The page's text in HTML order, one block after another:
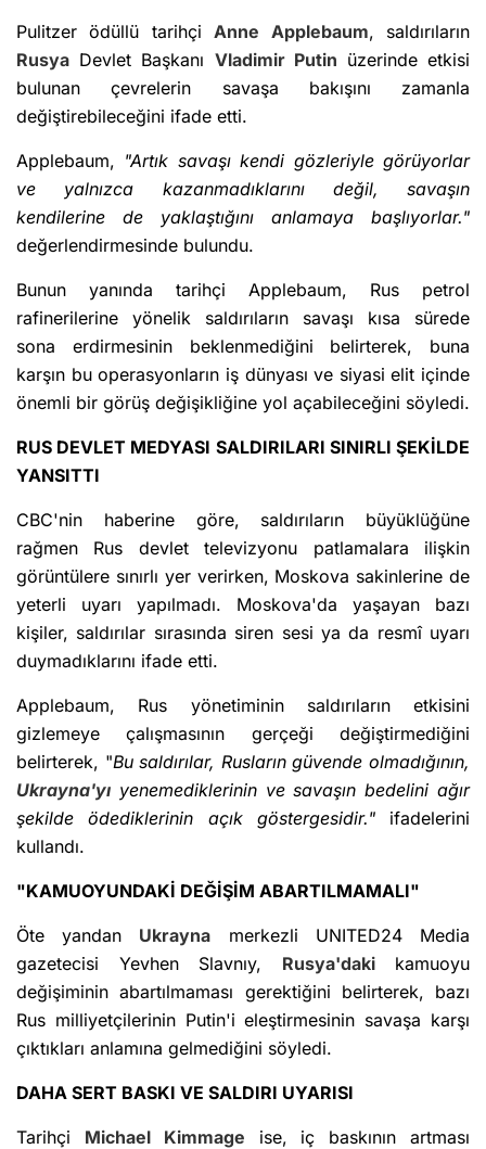
Pulitzer ödüllü tarihçiAnne Applebaum, saldırıların
Rusya Devlet Başkanı Vladimir Putin üzerinde etkisi
bulunan çevrelerin savaşa bakışını zamanla
değiştirebileceğini ifade etti.
Applebaum, "Artık savaşı kendi gözleriyle görüyorlar
ve yalnızca kazanmadıklarını değil, savaşın
kendilerine de yaklaştığını anlamaya başlıyorlar."
değerlendirmesinde bulundu.
Bunun yanında tarihçi Applebaum, Rus petrol
rafinerilerine yönelik saldırıların savaşı kısa sürede
sona erdirmesinin beklenmediğini belirterek, buna
karşın bu operasyonların iş dünyası ve siyasi elit içinde
önemli bir görüş değişikliğine yol açabileceğini söyledi.
RUS DEVLET MEDYASI SALDIRILARI SINIRLI ŞEKİLDE
YANSITTI
CBC'nin haberine göre, saldırıların büyüklüğüne
rağmen Rus devlet televizyonu patlamalara ilişkin
görüntülere sınırlı yer verirken, Moskova sakinlerine de
yeterli uyarı yapılmadı. Moskova'da yaşayan bazı
kişiler, saldırılar sırasında siren sesi ya da resmî uyarı
duymadıklarını ifade etti.
Applebaum, Rus yönetiminin saldırıların etkisini
gizlemeye çalışmasının gerçeği değiştirmediğini
belirterek, "Bu saldırılar, Rusların güvende olmadığının,
Ukrayna'yı yenemediklerinin ve savaşın bedelini ağır
şekilde ödediklerinin açık göstergesidir." ifadelerini
kullandı.
"KAMUOYUNDAKİ DEĞİŞİM ABARTILMAMALI"
Öte yandan Ukrayna merkezli UNITED24 Media
gazetecisi Yevhen Slavnıy, Rusya'dakikamuoyu
değişiminin abartılmaması gerektiğini belirterek, bazı
Rus milliyetçilerinin Putin'i eleştirmesinin savaşa karşı
çıktıkları anlamına gelmediğini söyledi.
DAHA SERT BASKI VE SALDIRI UYARISI
Tarihçi Michael Kimmage ise, iç baskının artması